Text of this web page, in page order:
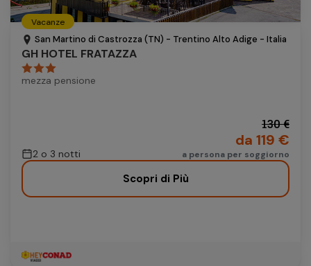
Vacanze
San Martino di Castrozza (TN) - Trentino Alto Adige - Italia
GH HOTEL FRATAZZA
mezza pensione
2 o 3 notti
130 €
da 119 €
a persona per soggiorno
Scopri di Più